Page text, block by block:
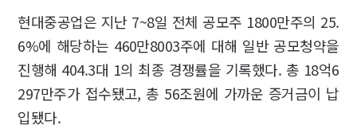
현대중공업은 지난 7~8일 전체 공모주 1800만주의 25.
6%에 해당하는 460만8003주에 대해 일반 공모청약을
진행해 404.3대 1의 최종 경쟁률을 기록했다. 총 18억6
297만주가 접수됐고, 총 56조원에 가까운 증거금이 납
입됐다.